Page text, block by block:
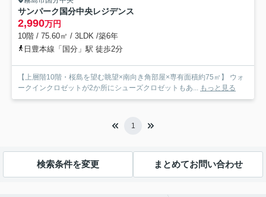
サンパーク国分中央レジデンス
2,990万円
10階 / 75.60㎡ / 3LDK /築6年
日豊本線「国分」駅 徒歩2分
【上層階10階・桜島を望む眺望×南向き角部屋×専有面積約75㎡】 ウォ
ークインクロゼットが2か所にシューズクロゼットもあ... もっと見る
1
検索条件を変更 まとめてお問い合わせ